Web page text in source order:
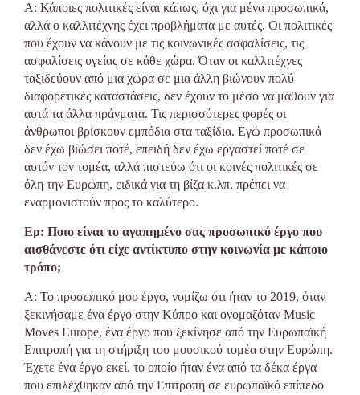
Α: Κάποιες πολιτικές είναι κάπως, όχι για μένα προσωπικά,
αλλά ο καλλιτέχνης έχει προβλήματα με αυτές. Οι πολιτικές
που έχουν να κάνουν με τις κοινωνικές ασφαλίσεις, τις
ασφαλίσεις υγείας σε κάθε χώρα. Όταν οι καλλιτέχνες
ταξιδεύουν από μια χώρα σε μια άλλη βιώνουν πολύ
διαφορετικές καταστάσεις, δεν έχουν το μέσο να μάθουν για
αυτά τα άλλα πράγματα. Τις περισσότερες φορές οι
άνθρωποι βρίσκουν εμπόδια στα ταξίδια. Εγώ προσωπικά
δεν έχω βιώσει ποτέ, επειδή δεν έχω εργαστεί ποτέ σε
αυτόν τον τομέα, αλλά πιστεύω ότι οι κοινές πολιτικές σε
όλη την Ευρώπη, ειδικά για τη βίζα κ.λπ. πρέπει να
εναρμονιστούν προς το καλύτερο.
Ερ: Ποιο είναι το αγαπημένο σας προσωπικό έργο που
αισθάνεστε ότι είχε αντίκτυπο στην κοινωνία με κάποιο
τρόπο;
Α: Το προσωπικό μου έργο, νομίζω ότι ήταν το 2019, όταν
ξεκινήσαμε ένα έργο στην Κύπρο και ονομαζόταν Music
Moves Europe, ένα έργο που ξεκίνησε από την Ευρωπαϊκή
Επιτροπή για τη στήριξη του μουσικού τομέα στην Ευρώπη.
Έχετε ένα έργο εκεί, το οποίο ήταν ένα από τα δέκα έργα
που επιλέχθηκαν από την Επιτροπή σε ευρωπαϊκό επίπεδο